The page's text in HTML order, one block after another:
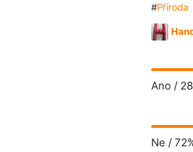
#Příroda
Ano /
Ne /